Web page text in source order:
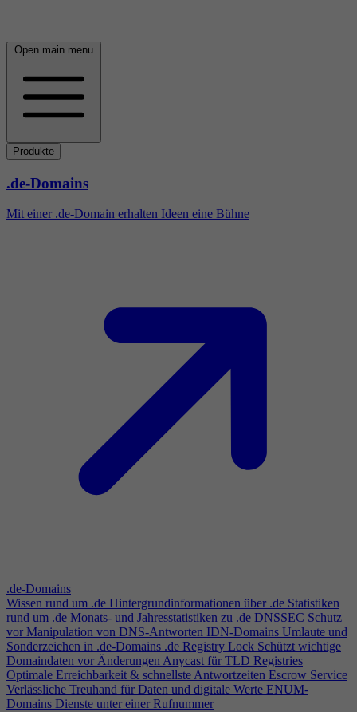
Open main menu
Produkte
.de-Domains
Mit einer .de-Domain erhalten Ideen eine Bühne
.de-Domains
Wissen rund um .de Hintergrundinformationen über .de Statistiken
rund um .de Monats- und Jahresstatistiken zu .de DNSSEC Schutz
vor Manipulation von DNS-Antworten IDN-Domains Umlaute und
Sonderzeichen in .de-Domains .de Registry Lock Schützt wichtige
Domaindaten vor ÄnderungenAnycast für TLD Registries
Optimale Erreichbarkeit & schnellste Antwortzeiten Escrow Service
Verlässliche Treuhand für Daten und digitale Werte ENUM-
Domains Dienste unter einer Rufnummer